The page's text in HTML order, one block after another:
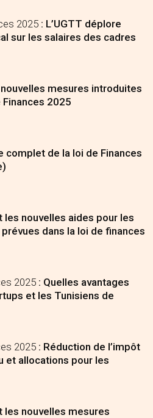
2025 : L’UGTT déplore
sur les salaires des cadres
nouvelles mesures introduites
Finances 2025
complet de la loi de Finances
les nouvelles aides pour les
dans la loi de finances
2025 : Quelles avantages
et les Tunisiens de
2025 : Réduction de l’impôt
et allocations pour les
les nouvelles mesures